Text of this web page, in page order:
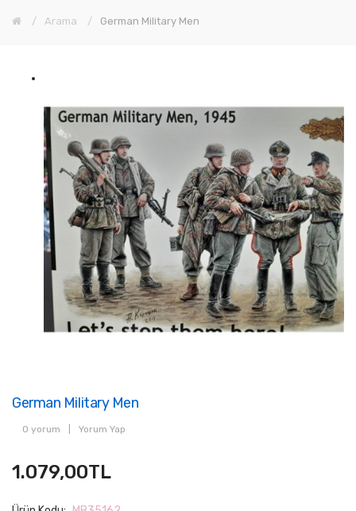
Arama German Military Men
German Military Men
0 yorum Yorum Yap
1.079,00TL